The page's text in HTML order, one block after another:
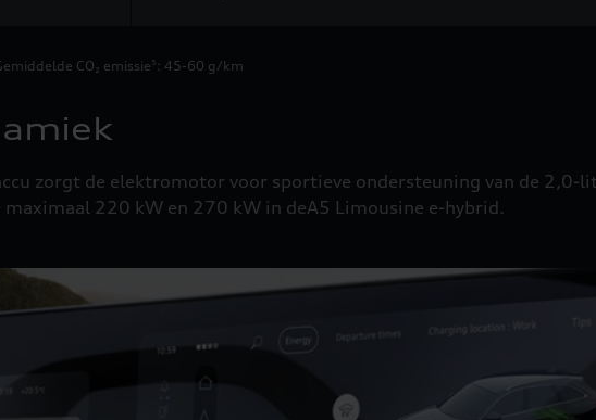
CO₂ emissie 5 : 45-60 g/km
zorgt de elektromotor voor sportieve ondersteuning van de 2,0-
maximaal 220 kW en 270 kW in deA5 Limousine e-hybrid.